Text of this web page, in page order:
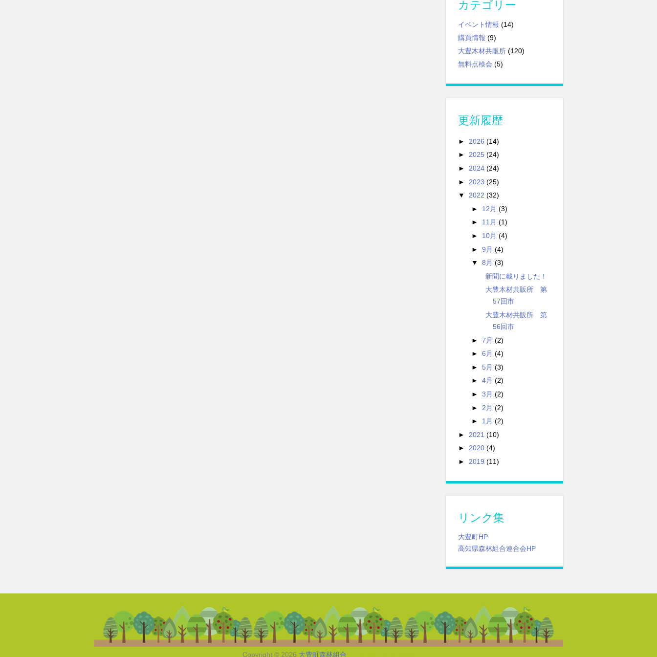
カテゴリー
イベント情報 (14)
購買情報 (9)
大豊木材共販所 (120)
無料点検会 (5)
更新履歴
► 2026 (14)
► 2025 (24)
► 2024 (24)
► 2023 (25)
▼
2022 (32)
► 12月 (3)
► 11月 (1)
► 10月 (4)
►9月 (4)
▼
8月 (3)
新聞に載りました！
大豊木材共販所 第
57回市
大豊木材共販所 第
56回市
►7月 (2)
►6月 (4)
►5月 (3)
►4月 (2)
►3月 (2)
► 2月 (2)
► 1月 (2)
► 2021 (10)
► 2020 (4)
► 2019 (11)
リンク集
大豊町HP
高知県森林組合連合会HP
Copyright © 2026 大豊町森林組合